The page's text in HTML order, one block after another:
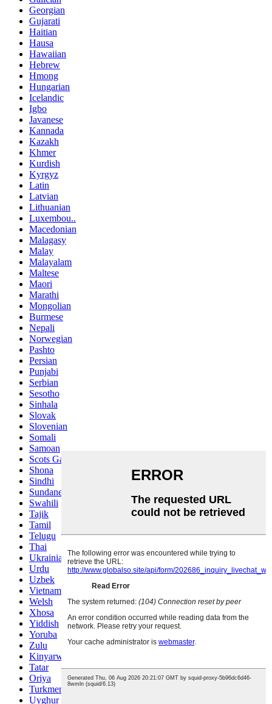
Georgian
Gujarati
Haitian
Hausa
Hawaiian
Hebrew
Hmong
Hungarian
Icelandic
Igbo
Javanese
Kannada
Kazakh
Khmer
Kurdish
Kyrgyz
Latin
Latvian
Lithuanian
Luxembou..
Macedonian
Malagasy
Malay
Malayalam
Maltese
Maori
Marathi
Mongolian
Burmese
Nepali
Norwegian
Pashto
Persian
Punjabi
Serbian
Sesotho
Sinhala
Slovak
Slovenian
Somali
Samoan
Scots Gaelic
Shona
Sindhi
Sundanese
Swahili
Tajik
Tamil
Telugu
Thai
Ukrainian
Urdu
Uzbek
Vietnamese
Welsh
Xhosa
Yiddish
Yoruba
Zulu
Kinyarwanda
Tatar
Oriya
Turkmen
Uyghur